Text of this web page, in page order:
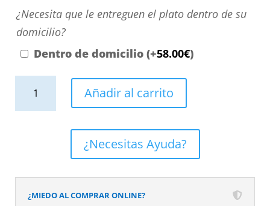
contactando
nosotros.
El
precio
será
¿Necesita
que
le
domicilio?
¿Necesita que le entreguen el plato dentro de su
domicilio?
Dentro de domicilio (+58.00€)
pizarra.
Efecto
Añadir al carrito
¿Necesitas Ayuda?
¿MIEDO AL COMPRAR ONLINE?